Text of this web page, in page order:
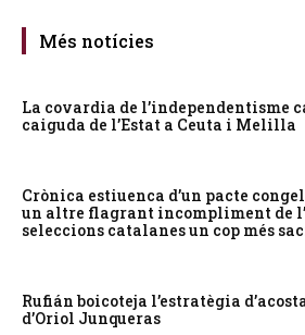
Més notícies
La covardia de l’independentisme
caiguda de l’Estat a Ceuta i Melilla
Crònica estiuenca d’un pacte
un altre flagrant incompliment de
seleccions catalanes un cop més
Rufián boicoteja l’estratègia
d’Oriol Junqueras